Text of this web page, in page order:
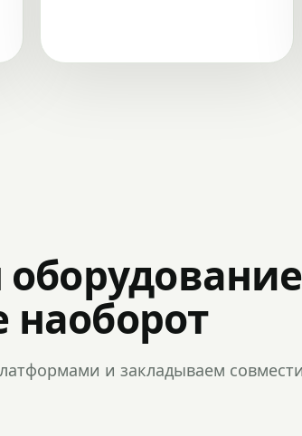
наоборот
и закладываем